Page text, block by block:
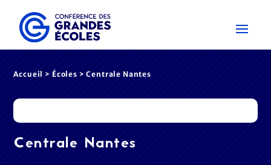
Accueil > Écoles > Centrale Nantes
Centrale Nantes